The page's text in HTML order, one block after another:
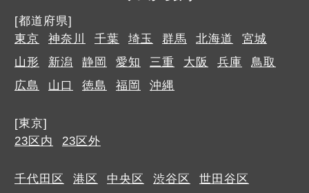
[都道府県]
東京
神奈川 千葉 埼玉 群馬 北海道
宮城
山形
新潟 静岡 愛知 三重 大阪 兵庫
鳥取
広島
山口 徳島 福岡 沖縄
[東京]
23区内
23区外
千代田区 港区 中央区 渋谷区
世田谷区